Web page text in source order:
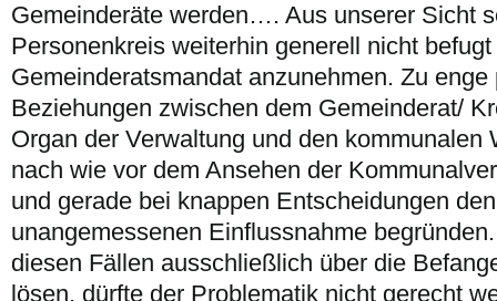
Gemeinderäte werden…. Aus unserer Sicht
Personenkreis weiterhin generell nicht
Gemeinderatsmandat anzunehmen. Zu enge
Beziehungen zwischen dem Gemeinderat/
Organ der Verwaltung und den kommunalen
nach wie vor dem Ansehen der
und gerade bei knappen Entscheidungen
unangemessenen Einflussnahme
diesen Fällen ausschließlich über die
lösen, dürfte der Problematik nicht gerecht